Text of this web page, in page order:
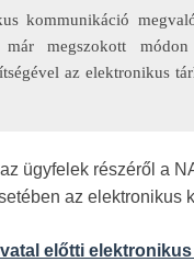
kommunikáció
megszokott
az elektronikus
ügyfelek részéről a
az elektronikus
előtti